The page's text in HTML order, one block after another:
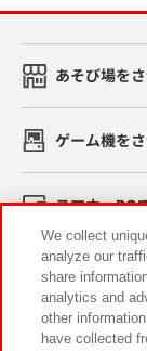
あそび場を
ゲーム機を
スマホ・PC
イベント・
We collect
analyze our
share
analytics and
other
have collected